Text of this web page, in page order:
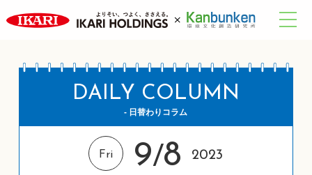
DAILY COLUMN
- 日替わりコラム
Fri 9/8 2023